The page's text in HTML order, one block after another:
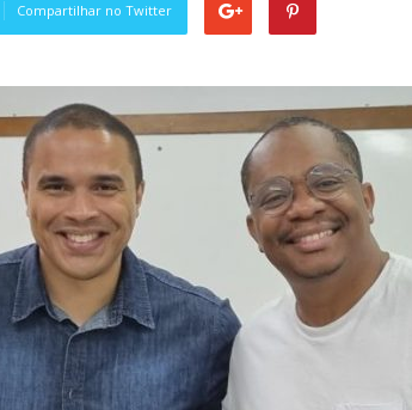
Compartilhar no Twitter